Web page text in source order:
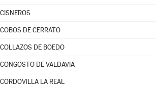
CISNEROS
COBOS DE CERRATO
COLLAZOS DE BOEDO
CONGOSTO DE VALDAVIA
CORDOVILLA LA REAL